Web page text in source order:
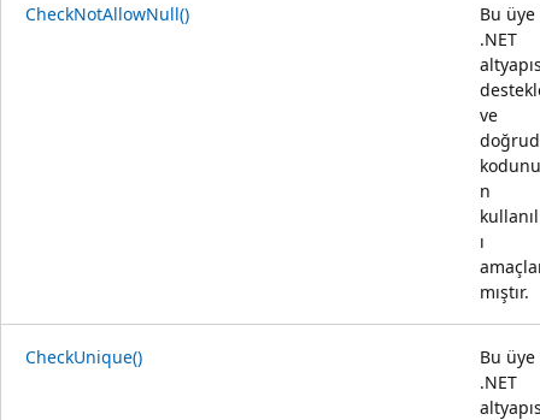
CheckNotAllowNull()
Bu üye
.NET
ve
n
ı
mıştır.
CheckUnique()
Bu üye
.NET